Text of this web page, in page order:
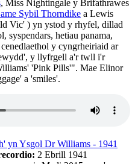
, Miss Nightingale y Brifathrawes
Sybil Thorndike a Lewis
Vic' ) yn ystod y rhyfel, dillad
syspendars, hetiau panama,
y cyngrheiriaid ar
y llyfrgell a'r twll i'r
'Pink Pills'". Mae Elinor
a 'smiles'.
yn Ysgol Dr Williams - 1941
2 Ebrill 1941